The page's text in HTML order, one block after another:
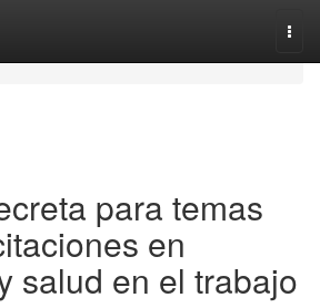
para temas
en
salud en el trabajo